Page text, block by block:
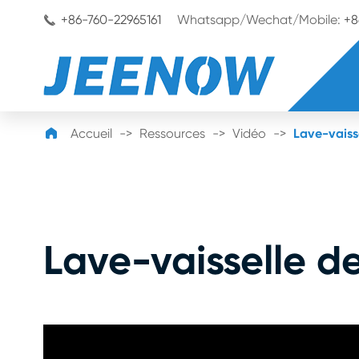
 +86-760-22965161 Whatsapp/Wechat/Mobile:
 Accueil Ressources Vidéo Lave-
Lave-vaisselle